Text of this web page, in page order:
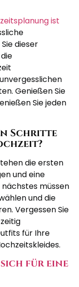
ist
dieser
Genießen Sie
Sie jeden
Schritte
die ersten
und eine
müssen
und die
Vergessen Sie
für Ihre
für eine